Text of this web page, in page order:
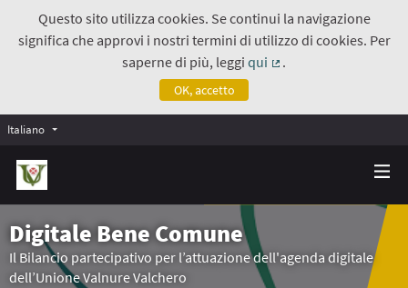
Questo sito utilizza cookies. Se continui la navigazione
significa che approvi i nostri termini di utilizzo di cookies. Per
saperne di più, leggiqui
.
OK, accetto
Italiano
Digitale Bene Comune
Il Bilancio partecipativo per l’attuazione dell'agenda digitale
dell’Unione Valnure Valchero